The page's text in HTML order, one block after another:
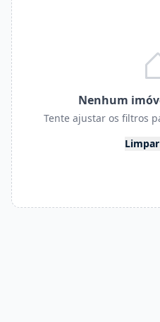
Nenhum
Tente ajustar os filtros